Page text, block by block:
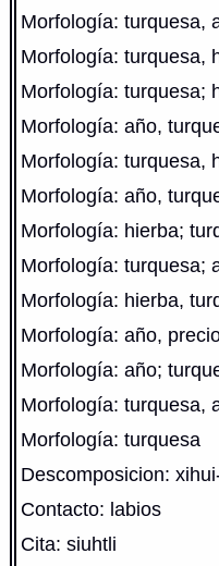
Morfología: turquesa,
Morfología: turquesa,
Morfología: turquesa;
Morfología: año,
Morfología: turquesa,
Morfología: año,
Morfología: hierba;
Morfología: turquesa;
Morfología: hierba,
Morfología: año,
Morfología: año;
Morfología: turquesa,
Morfología: turquesa
Descomposicion:
Contacto: labios
Cita: siuhtli